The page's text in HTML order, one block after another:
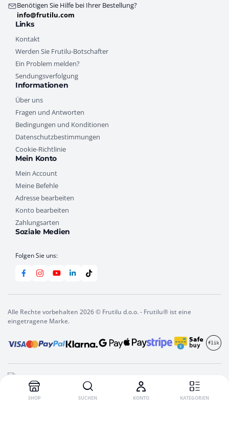
Benötigen Sie Hilfe bei Ihrer Bestellung?
info@frutilu.com
Links
Kontakt
Werden Sie Frutilu-Botschafter
Ein Problem melden?
Sendungsverfolgung
Informationen
Über uns
Fragen und Antworten
Bedingungen und Konditionen
Datenschutzbestimmungen
Cookie-Richtlinie
Mein Konto
Mein Account
Meine Befehle
Adresse bearbeiten
Konto bearbeiten
Zahlungsarten
Soziale Medien
Folgen Sie uns:
Alle Rechte vorbehalten 2026 © Frutilu d.o.o. - Frutilu® ist eine
eingetragene Marke.
SHOP SUCHEN KONTO KATEGORIEN